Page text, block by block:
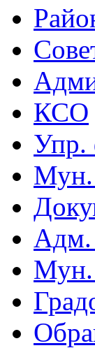
КСО
Упр.
Мун.
Адм.
Мун.